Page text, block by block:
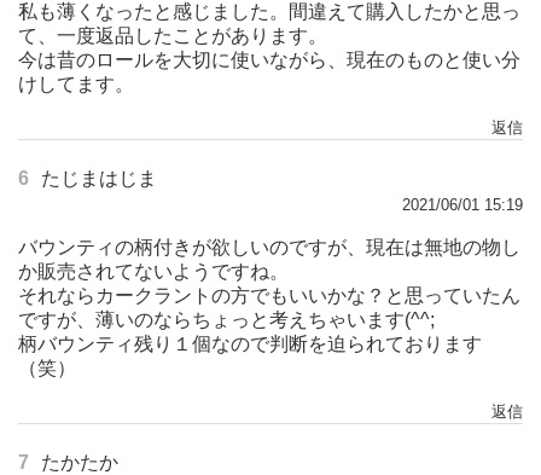
私も薄くなったと感じました。間違えて購入したかと思っ
て、一度返品したことがあります。
今は昔のロールを大切に使いながら、現在のものと使い分
けしてます。
返信
6 たじまはじま
2021/06/01 15:19
バウンティの柄付きが欲しいのですが、現在は無地の物し
か販売されてないようですね。
それならカークラントの方でもいいかな？と思っていたん
ですが、薄いのならちょっと考えちゃいます(^^;
柄バウンティ残り１個なので判断を迫られております
（笑）
返信
7 たかたか